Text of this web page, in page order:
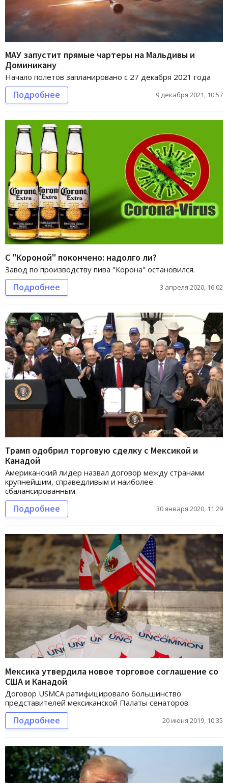
МАУ запустит прямые чартеры на Мальдивы и
Доминикану
Начало полетов запланировано с 27 декабря 2021 года
Подробнее 9 декабря 2021, 10:57
С "Короной" покончено: надолго ли?
Завод по производству пива "Корона" остановился.
Подробнее 3 апреля 2020, 16:02
Трамп одобрил торговую сделку с Мексикой и
Канадой
Американский лидер назвал договор между странами
крупнейшим, справедливым и наиболее
сбалансированным.
Подробнее 30 января 2020, 11:29
Мексика утвердила новое торговое соглашение со
США и Канадой
Договор USMCA ратифицировало большинство
представителей мексиканской Палаты сенаторов.
Подробнее 20 июня 2019, 10:35